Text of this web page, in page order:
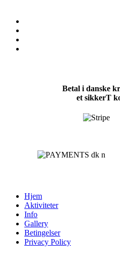
Betal i danske
et sikkerT
Hjem
Aktiviteter
Info
Gallery
Betingelser
Privacy Policy